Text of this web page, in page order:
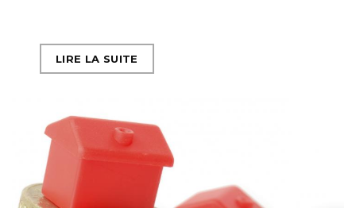
LIRE LA SUITE